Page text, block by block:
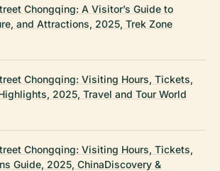
Chongqing: A Visitor’s Guide to
and Attractions, 2025, Trek Zone
Chongqing: Visiting Hours, Tickets,
2025, Travel and Tour World
Chongqing: Visiting Hours, Tickets,
Guide, 2025, ChinaDiscovery &